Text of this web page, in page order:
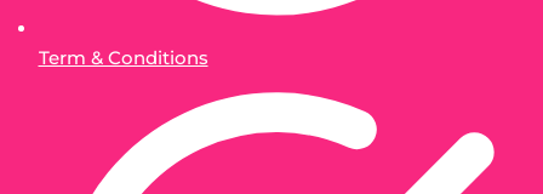
Term & Conditions